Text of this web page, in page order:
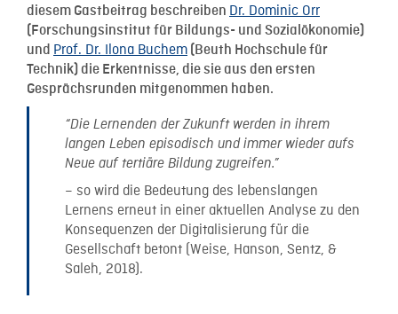
diesem Gastbeitrag beschreiben Dr. Dominic Orr
(Forschungsinstitut für Bildungs- und Sozialökonomie)
und Prof. Dr. Ilona Buchem (Beuth Hochschule für
Technik) die Erkentnisse, die sie aus den ersten
Gesprächsrunden mitgenommen haben.
“Die Lernenden der Zukunft werden in ihrem
langen Leben episodisch und immer wieder aufs
Neue auf tertiäre Bildung zugreifen.”
– so wird die Bedeutung des lebenslangen
Lernens erneut in einer aktuellen Analyse zu den
Konsequenzen der Digitalisierung für die
Gesellschaft betont (Weise, Hanson, Sentz, &
Saleh, 2018).